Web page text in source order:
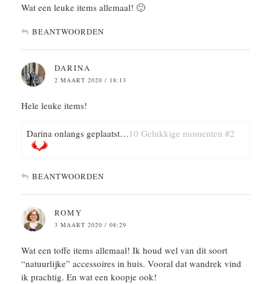
Wat een leuke items allemaal! 🙂
BEANTWOORDEN
DARINA
2 MAART 2020 / 18:13
Hele leuke items!
Darina onlangs geplaatst…10 Gelukkige momenten #2
BEANTWOORDEN
ROMY
3 MAART 2020 / 08:29
Wat een toffe items allemaal! Ik houd wel van dit soort
“natuurlijke” accessoires in huis. Vooral dat wandrek vind
ik prachtig. En wat een koopje ook!